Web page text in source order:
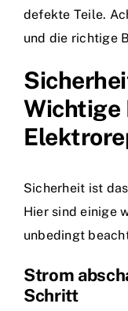
defekte Teile.
und die richtige
Wichtige
Sicherheit ist
Hier sind einige
unbedingt
Strom
Schritt